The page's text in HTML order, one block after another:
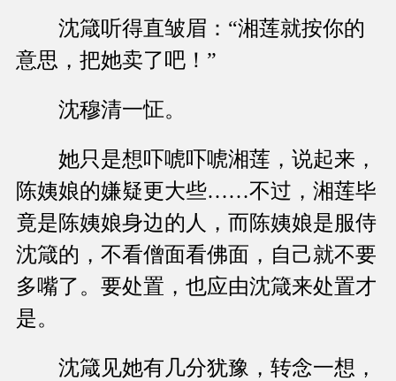
沈箴听得直皱眉：“湘莲就按你的
意思，把她卖了吧！”
沈穆清一怔。
她只是想吓唬吓唬湘莲，说起来，
陈姨娘的嫌疑更大些……不过，湘莲毕
竟是陈姨娘身边的人，而陈姨娘是服侍
沈箴的，不看僧面看佛面，自己就不要
多嘴了。要处置，也应由沈箴来处置才
是。
沈箴见她有几分犹豫，转念一想，